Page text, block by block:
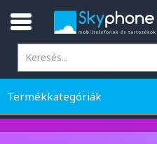
Termékkategóriák